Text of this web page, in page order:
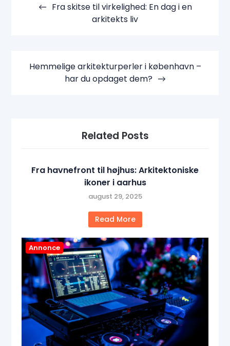
Fra skitse til virkelighed: En dag i en
arkitekts liv
Hemmelige arkitekturperler i københavn –
har du opdaget dem?
Related Posts
Fra havnefront til højhus: Arkitektoniske
ikoner i aarhus
august 29, 2025
Read More
Annonce